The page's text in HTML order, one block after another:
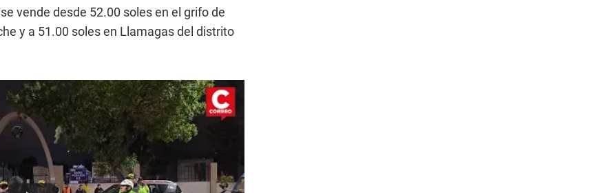
vende desde 52.00 soles en el grifo de
y a 51.00 soles en Llamagas del distrito